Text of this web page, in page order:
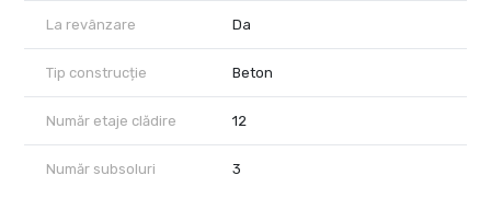
La revânzare Da
Tip construcție Beton
Număr etaje clădire 12
Număr subsoluri 3